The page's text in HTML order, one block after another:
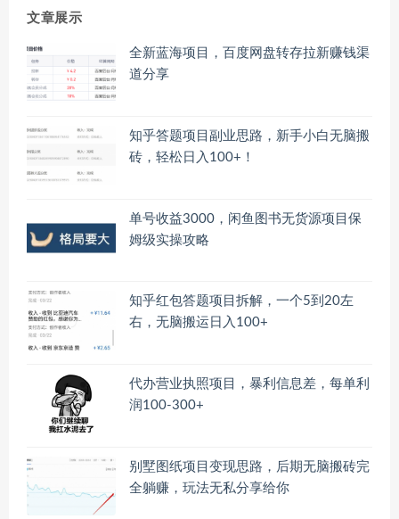
文章展示
全新蓝海项目，百度网盘转存拉新赚钱渠
道分享
知乎答题项目副业思路，新手小白无脑搬
砖，轻松日入100+！
单号收益3000，闲鱼图书无货源项目保
姆级实操攻略
知乎红包答题项目拆解，一个5到20左
右，无脑搬运日入100+
代办营业执照项目，暴利信息差，每单利
润100-300+
别墅图纸项目变现思路，后期无脑搬砖完
全躺赚，玩法无私分享给你